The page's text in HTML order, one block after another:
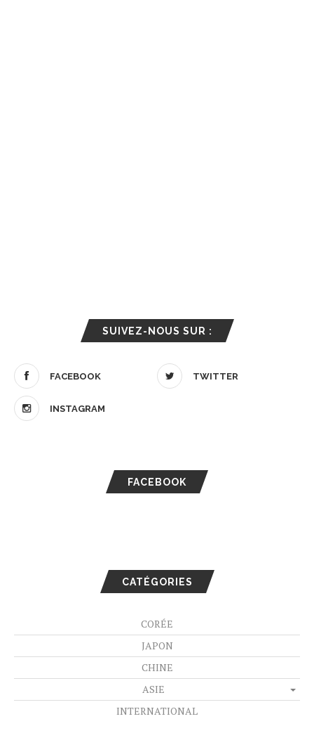
SUIVEZ-NOUS SUR :
FACEBOOK TWITTER
INSTAGRAM
FACEBOOK
CATÉGORIES
CORÉE
JAPON
CHINE
ASIE
INTERNATIONAL